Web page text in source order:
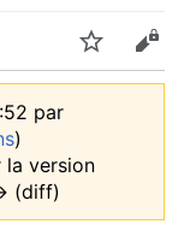
Suivre
par
)
la version
(diff)